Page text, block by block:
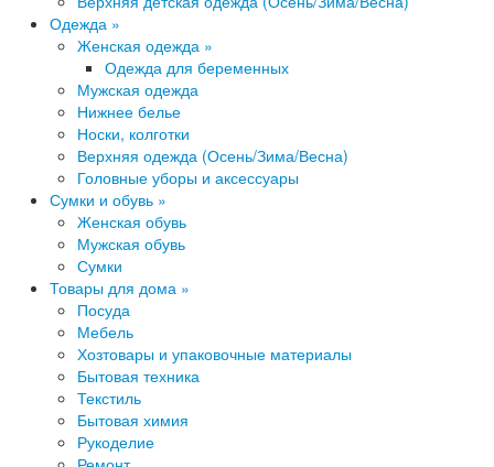
Одежда »
Женская одежда »
Одежда для беременных
Мужская одежда
Ниж​нее белье
Носки, колготки
Верхняя одежда (Осень/Зима/Весна)
Головные уборы и аксессуары
Сумки и обувь »
Женская обувь
Мужская обувь
Сумки
Товары для дома »
Посуда
Мебель
Хозтовары и упаковочные материалы
Бытовая​ техника
Текстиль
Быт​овая химия
Рукоделие